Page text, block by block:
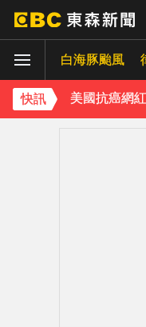
白海豚颱風
快訊
《半澤直樹
涉製毒、跨
美國抗癌網